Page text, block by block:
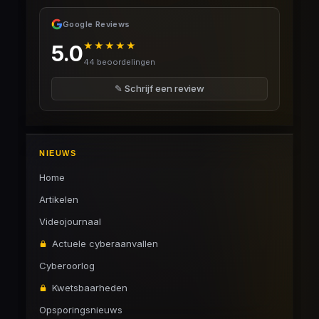
Google Reviews
5.0★★★★★
44 beoordelingen
✎ Schrijf een review
NIEUWS
Home
Artikelen
Videojournaal
Actuele cyberaanvallen
Cyberoorlog
Kwetsbaarheden
Opsporingsnieuws